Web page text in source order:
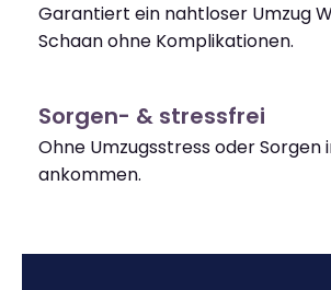
Garantiert ein nahtloser Umzug
Schaan ohne Komplikationen.
Sorgen- & stressfrei
Ohne Umzugsstress oder Sorgen
ankommen.